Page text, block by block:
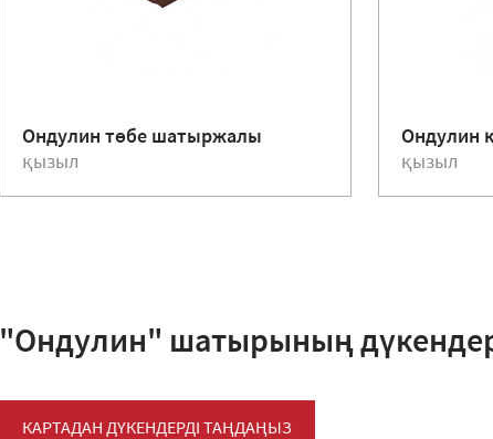
Ондулин төбе шатыржалы
қызыл
Ондулин
қызыл
"Ондулин" шатырының
КАРТАДАН ДҮКЕНДЕРДІ ТАҢДАҢЫЗ